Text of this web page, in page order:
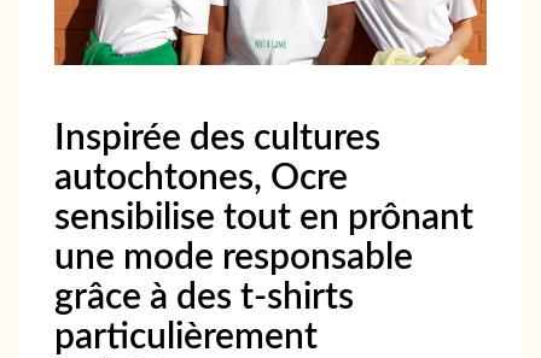
Inspirée des cultures
autochtones, Ocre
sensibilise tout en prônant
une mode responsable
grâce à des t-shirts
particulièrement